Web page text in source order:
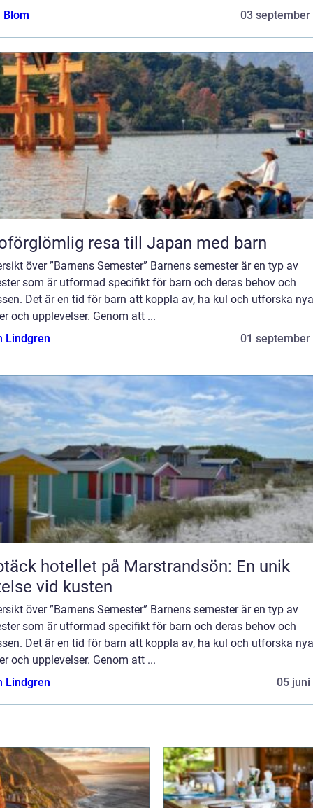
Blom
03 september
resa till Japan med barn
över ”Barnens Semester” Barnens semester är en typ av
som är utformad specifikt för barn och deras behov och
Det är en tid för barn att koppla av, ha kul och utforska nya
och upplevelser. Genom att ...
Lindgren
01 september
hotellet på Marstrandsön: En unik
vid kusten
över ”Barnens Semester” Barnens semester är en typ av
som är utformad specifikt för barn och deras behov och
Det är en tid för barn att koppla av, ha kul och utforska nya
och upplevelser. Genom att ...
Lindgren
05 juni